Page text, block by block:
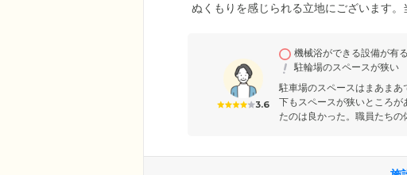
ぬくもりを感じられる立地にございます
でも笑顔で安心した暮らしを送れるよう、
3.6
機械浴ができる設備が有る
駐輪場のスペースが狭い
駐車場のスペースはまあま
下もスペースが狭いところ
たのは良かった。職員たちの